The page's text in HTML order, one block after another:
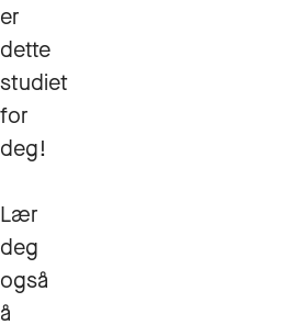
er
dette
studiet
for
deg!
Lær
deg
også
å